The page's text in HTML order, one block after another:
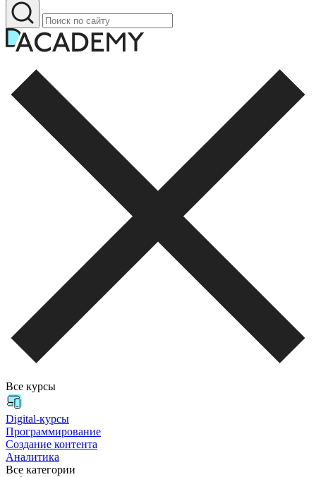
Все курсы
Digital-курсы
Программирование
Создание контента
Аналитика
Все категории